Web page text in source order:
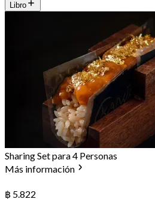
Libro
Sharing Set para 4 Personas
Más información
฿ 5.822